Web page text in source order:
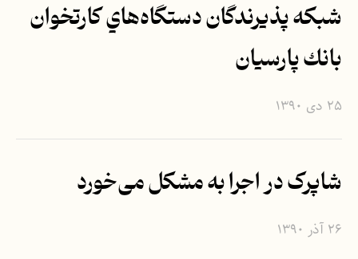
شبكه پذيرندگان دستگاه‌هاي كارتخوان
بانك پارسيان
۲۵ دی ۱۳۹۰
شاپرک در اجرا به مشکل می‌خورد
۲۶ آذر ۱۳۹۰